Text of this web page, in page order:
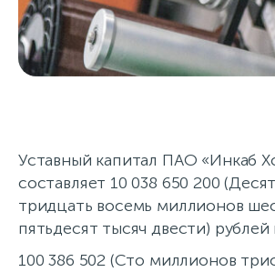
Уставный капитал ПАО «Инкаб
составляет 10 038 650 200
тридцать восемь миллионов
пятьдесят тысяч двести)
100 386 502 (Сто миллионов